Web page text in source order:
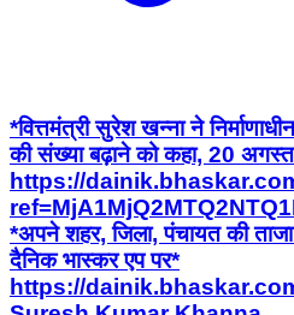
*वित्तमंत्री सुरेश खन्ना ने
की संख्या बढ़ाने को कहा, 20
https://
*अपने शहर, जिला, पंचायत की
दैनिक भास्कर एप पर*
https://